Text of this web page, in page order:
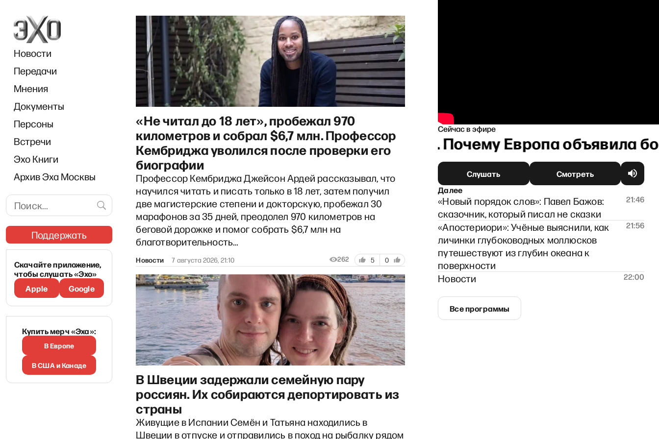
Новости
Передачи
Мнения
Документы
Персоны
Встречи
Эхо Книги
Архив Эха Москвы
Поддержать
Скачайте приложение,
чтобы слушать «Эхо»
Apple
Google
Купить мерч «Эха»:
В Европе
В США и Канаде
«Не читал до 18 лет», пробежал 970
километров и собрал $6,7 млн. Профессор
Кембриджа уволился после проверки его
биографии
Профессор Кембриджа Джейсон Ардей рассказывал, что
научился читать и писать только в 18 лет, затем получил
две магистерские степени и докторскую, пробежал 30
марафонов за 35 дней, преодолел 970 километров на
беговой дорожке и помог собрать $6,7 млн на
благотворительность…
Новости 7 августа 2026, 21:10 262 5 0
В Швеции задержали семейную пару
россиян. Их собираются депортировать из
страны
Живущие в Испании Семён и Татьяна находились в
Швеции в отпуске и отправились в поход на рыбалку рядом
Сейчас в эфире
Опубликовано на «Эхе»: Футбол на продажу. Почему Европа объявила
Слушать
Смотреть
Далее
«Новый порядок слов»: Павел Бажов:
сказочник, который писал не сказки
21:46
«Апостериори»: Учёные выяснили, как
личинки глубоководных моллюсков
путешествуют из глубин океана к
поверхности
21:56
Новости 22:00
Все программы